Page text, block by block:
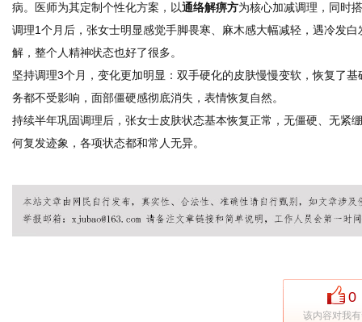
病。医师为其定制个性化方案，以通络解痹方为核心加减调理，同时
调理1个月后，张女士明显感觉手脚畏寒、麻木感大幅减轻，遇冷发
解，整个人精神状态也好了很多。
坚持调理3个月，变化更加明显：双手硬化的皮肤慢慢变软，恢复了
务都不受影响，面部僵硬感彻底消失，表情恢复自然。
持续半年巩固调理后，张女士皮肤状态基本恢复正常，无僵硬、无紧
何复发迹象，各项状态都和常人无异。
0
该内容对我